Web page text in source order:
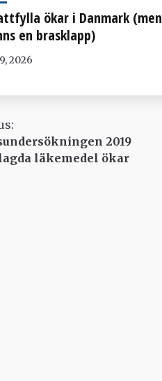
ökar i Danmark (men
en brasklapp)
2026
2019
läkemedel ökar